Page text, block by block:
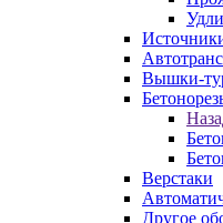
Вышки-
Верстаки
Другое